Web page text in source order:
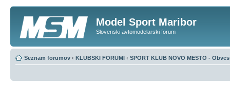
Model Sport Maribor
Slovenski avtomodelarski forum
Seznam forumov ‹ KLUBSKI FORUMI ‹ SPORT KLUB NOVO MESTO -